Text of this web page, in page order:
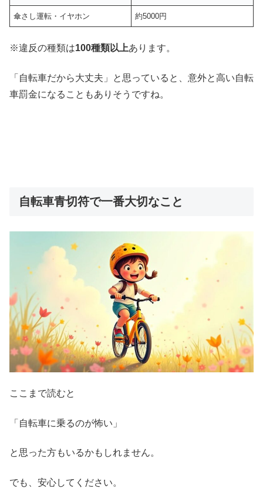
傘さし運転・イヤホン 約5000円
※違反の種類は100種類以上あります。
「自転車だから大丈夫」と思っていると、意外と高い自転
車罰金になることもありそうですね。
自転車青切符で一番大切なこと
ここまで読むと
「自転車に乗るのが怖い」
と思った方もいるかもしれません。
でも、安心してください。